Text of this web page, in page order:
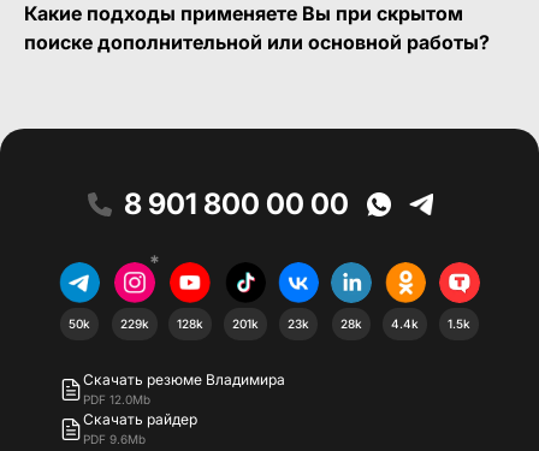
Какие подходы применяете Вы при скрытом
поиске дополнительной или основной работы?
8 901 800 00 00
50k
*
229k 128k 201k 23k 28k 4.4k 1.5k
Скачать резюме Владимира
PDF 12.0Mb
Скачать райдер
PDF 9.6Mb